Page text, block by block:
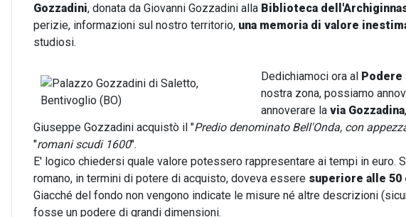
Gozzadini, donata da Giovanni Gozzadini alla Biblioteca
perizie, informazioni sul nostro territorio, una memoria di valore
studiosi.
Dedichiamoci ora al Podere
nostra zona, possiamo
annoverare la via Gozzadina
Giuseppe Gozzadini acquistò il "Predio denominato Bell'Onda, con
"romani scudi 1600".
E' logico chiedersi quale valore potessero rappresentare ai tempi in euro.
romano, in termini di potere di acquisto, doveva essere superiore alle 50
Giacché del fondo non vengono indicate le misure né altre descrizioni
fosse un podere di grandi dimensioni.